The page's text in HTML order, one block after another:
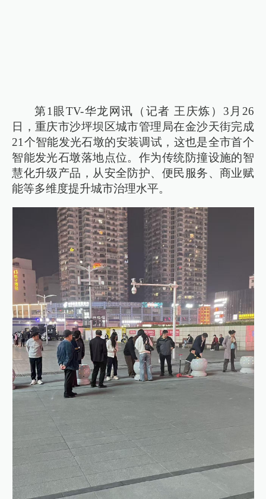
第1眼TV-华龙网讯（记者 王庆炼）3月26
日，重庆市沙坪坝区城市管理局在金沙天街完成
21个智能发光石墩的安装调试，这也是全市首个
智能发光石墩落地点位。作为传统防撞设施的智
慧化升级产品，从安全防护、便民服务、商业赋
能等多维度提升城市治理水平。